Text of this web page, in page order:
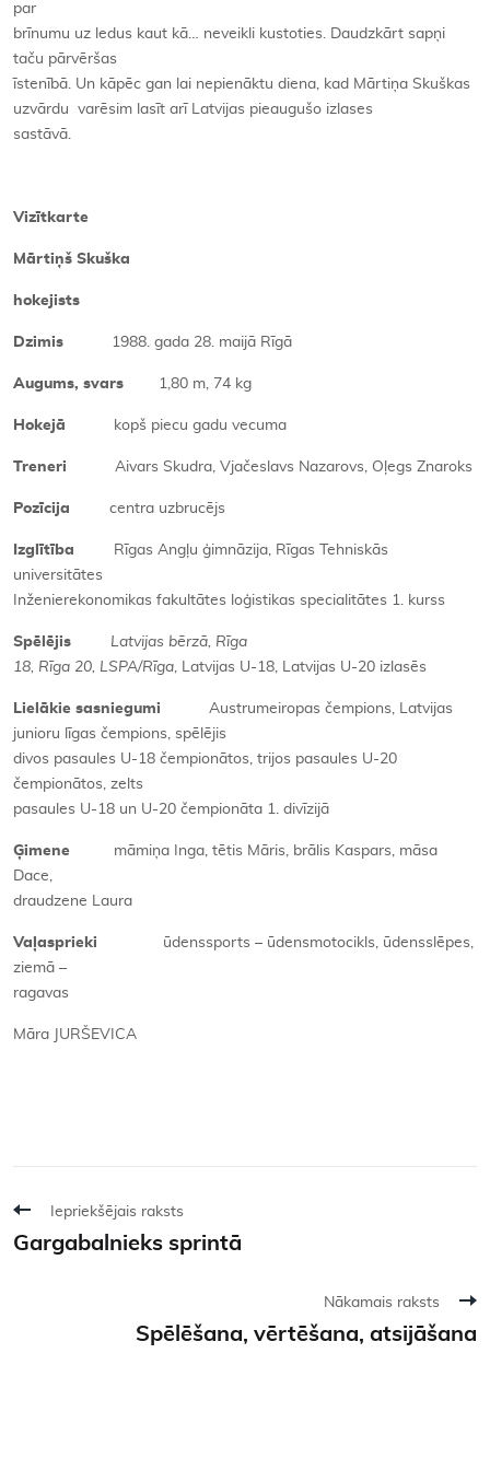
par
brīnumu uz ledus kaut kā… neveikli kustoties. Daudzkārt sapņi
taču pārvēršas
īstenībā. Un kāpēc gan lai nepienāktu diena, kad Mārtiņa Skuškas
uzvārdu varēsim lasīt arī Latvijas pieaugušo izlases
sastāvā.
Vizītkarte
Mārtiņš Skuška
hokejists
Dzimis 1988. gada 28. maijā Rīgā
Augums, svars 1,80 m, 74 kg
Hokejā kopš piecu gadu vecuma
Treneri Aivars Skudra, Vjačeslavs Nazarovs, Oļegs Znaroks
Pozīcija centra uzbrucējs
Izglītība Rīgas Angļu ģimnāzija, Rīgas Tehniskās
universitātes
Inženierekonomikas fakultātes loģistikas specialitātes 1. kurss
Spēlējis
Latvijas bērzā, Rīga
18, Rīga 20, LSPA/Rīga , Latvijas U-18, Latvijas U-20 izlasēs
Lielākie sasniegumi Austrumeiropas čempions, Latvijas
junioru līgas čempions, spēlējis
divos pasaules U-18 čempionātos, trijos pasaules U-20
čempionātos, zelts
pasaules U-18 un U-20 čempionāta 1. divīzijā
Ģimene māmiņa Inga, tētis Māris, brālis Kaspars, māsa
Dace,
draudzene Laura
Vaļasprieki ūdenssports – ūdensmotocikls, ūdensslēpes,
ziemā –
ragavas
Māra JURŠEVICA
Iepriekšējais raksts
Gargabalnieks sprintā
Nākamais raksts
Spēlēšana, vērtēšana, atsijāšana